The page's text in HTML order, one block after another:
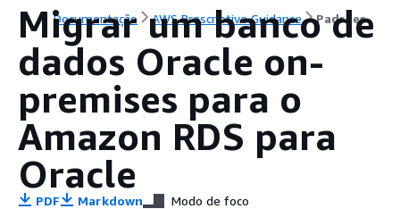
Documentação AWS Prescriptive Guidance Padrões
Migrar um banco de
dados Oracle on-
premises para o
Amazon RDS para
Oracle
PDF Markdown Modo de foco